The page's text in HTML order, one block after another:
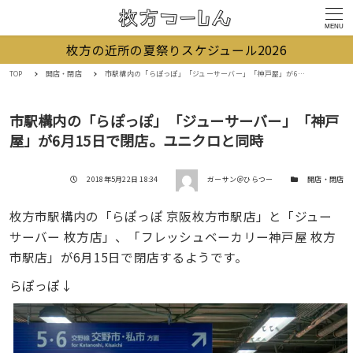
MENU
枚方の近所の夏祭りスケジュール2026
TOP 開店・閉店 市駅構内の「らぽっぽ」「ジューサーバー」「神戸屋」が6月15日で閉店。ユニクロと同時
市駅構内の「らぽっぽ」「ジューサーバー」「神戸
屋」が6月15日で閉店。ユニクロと同時
投稿日
2018年5月22日 18:34 著者 ガーサン＠ひらつー カテゴリー開店・閉店
枚方市駅構内の「らぽっぽ 京阪枚方市駅店」と「ジュー
サーバー 枚方店」、「フレッシュベーカリー神戸屋 枚方
市駅店」が6月15日で閉店するようです。
らぽっぽ↓